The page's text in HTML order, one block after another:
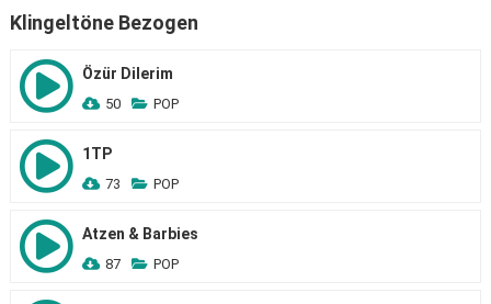
Klingeltöne Bezogen
Özür Dilerim
50 POP
1TP
73 POP
Atzen & Barbies
87 POP